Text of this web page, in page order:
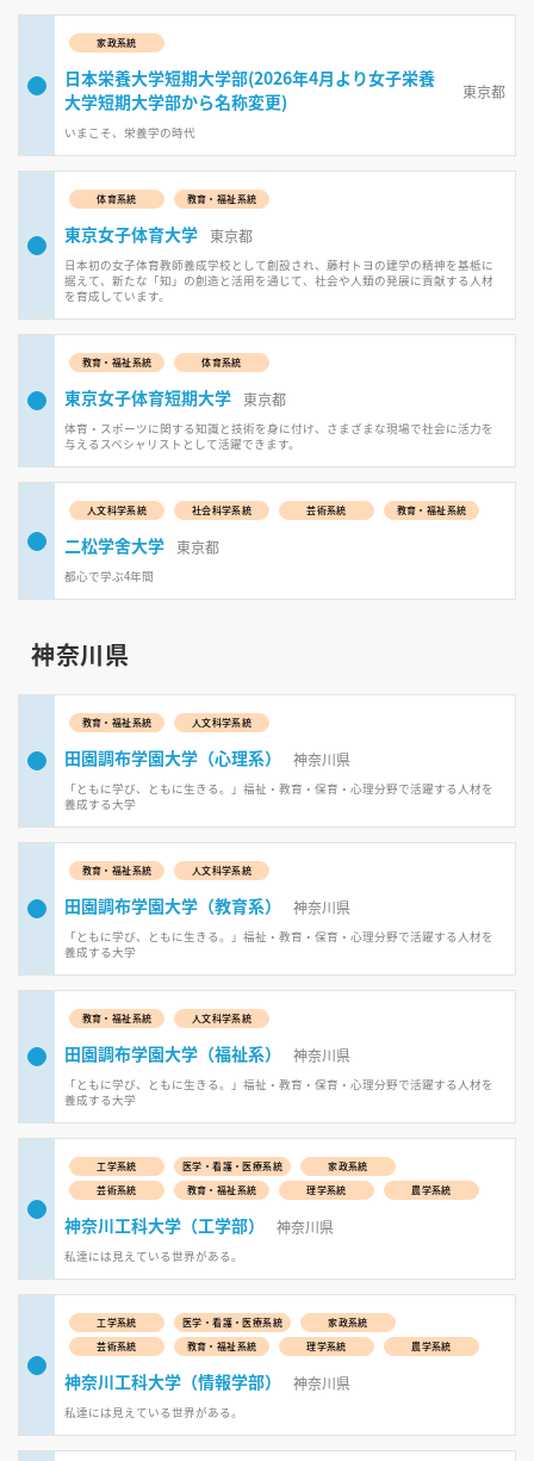
家政系統
日本栄養大学短期大学部(2026年4月より女子栄養
大学短期大学部から名称変更)
東京都
いまこそ、栄養学の時代
体育系統 教育・福祉系統
東京女子体育大学 東京都
日本初の女子体育教師養成学校として創設され、藤村トヨの建学の精神を基柢に
据えて、新たな「知」の創造と活用を通じて、社会や人類の発展に貢献する人材
を育成しています。
教育・福祉系統 体育系統
東京女子体育短期大学 東京都
体育・スポーツに関する知識と技術を身に付け、さまざまな現場で社会に活力を
与えるスペシャリストとして活躍できます。
人文科学系統 社会科学系統 芸術系統 教育・福祉系統
二松学舍大学 東京都
都心で学ぶ4年間
神奈川県
教育・福祉系統 人文科学系統
田園調布学園大学（心理系） 神奈川県
「ともに学び、ともに生きる。」福祉・教育・保育・心理分野で活躍する人材を
養成する大学
教育・福祉系統 人文科学系統
田園調布学園大学（教育系） 神奈川県
「ともに学び、ともに生きる。」福祉・教育・保育・心理分野で活躍する人材を
養成する大学
教育・福祉系統 人文科学系統
田園調布学園大学（福祉系） 神奈川県
「ともに学び、ともに生きる。」福祉・教育・保育・心理分野で活躍する人材を
養成する大学
工学系統 医学・看護・医療系統
家政系統
芸術系統
教育・福祉系統 理学系統 農学系統
神奈川工科大学（工学部） 神奈川県
私達には見えている世界がある。
工学系統 医学・看護・医療系統
家政系統
芸術系統
教育・福祉系統 理学系統 農学系統
神奈川工科大学（情報学部） 神奈川県
私達には見えている世界がある。